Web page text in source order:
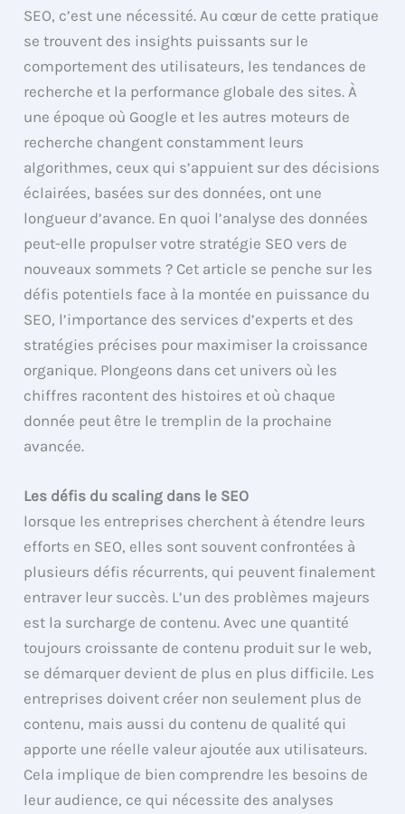
SEO, c’est une nécessité. Au cœur de cette pratique
se trouvent des insights puissants sur le
comportement des utilisateurs, les tendances de
recherche et la performance globale des sites. À
une époque où Google et les autres moteurs de
recherche changent constamment leurs
algorithmes, ceux qui s’appuient sur des décisions
éclairées, basées sur des données, ont une
longueur d’avance. En quoi l’analyse des données
peut-elle propulser votre stratégie SEO vers de
nouveaux sommets ? Cet article se penche sur les
défis potentiels face à la montée en puissance du
SEO, l’importance des services d’experts et des
stratégies précises pour maximiser la croissance
organique. Plongeons dans cet univers où les
chiffres racontent des histoires et où chaque
donnée peut être le tremplin de la prochaine
avancée.
Les défis du scaling dans le SEO
lorsque les entreprises cherchent à étendre leurs
efforts en SEO, elles sont souvent confrontées à
plusieurs défis récurrents, qui peuvent finalement
entraver leur succès. L’un des problèmes majeurs
est la surcharge de contenu. Avec une quantité
toujours croissante de contenu produit sur le web,
se démarquer devient de plus en plus difficile. Les
entreprises doivent créer non seulement plus de
contenu, mais aussi du contenu de qualité qui
apporte une réelle valeur ajoutée aux utilisateurs.
Cela implique de bien comprendre les besoins de
leur audience, ce qui nécessite des analyses